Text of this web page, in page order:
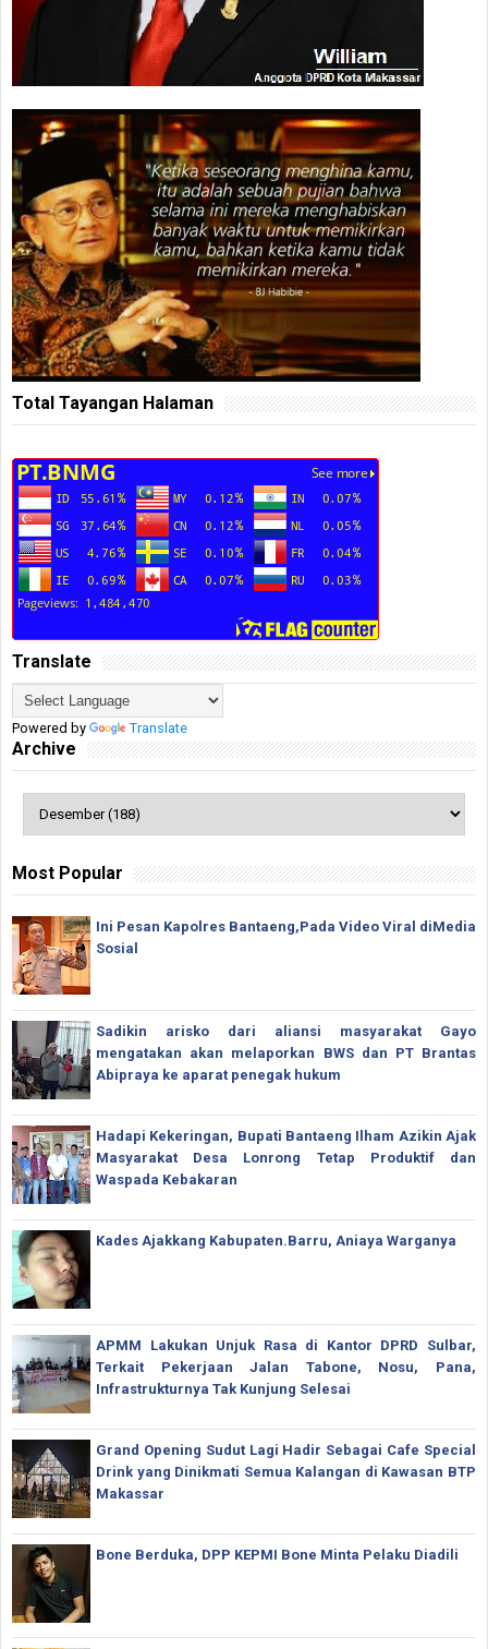
Total Tayangan Halaman
Translate
Powered by Translate
Archive
Most Popular
Ini Pesan Kapolres Bantaeng,Pada Video Viral diMedia
Sosial
Sadikin arisko dari aliansi masyarakat Gayo
mengatakan akan melaporkan BWS dan PT Brantas
Abipraya ke aparat penegak hukum
Hadapi Kekeringan, Bupati Bantaeng Ilham Azikin Ajak
Masyarakat Desa Lonrong Tetap Produktif dan
Waspada Kebakaran
Kades Ajakkang Kabupaten.Barru, Aniaya Warganya
APMM Lakukan Unjuk Rasa di Kantor DPRD Sulbar,
Terkait Pekerjaan Jalan Tabone, Nosu, Pana,
Infrastrukturnya Tak Kunjung Selesai
Grand Opening Sudut Lagi Hadir Sebagai Cafe Special
Drink yang Dinikmati Semua Kalangan di Kawasan BTP
Makassar
Bone Berduka, DPP KEPMI Bone Minta Pelaku Diadili